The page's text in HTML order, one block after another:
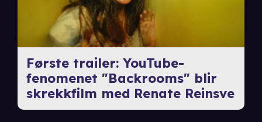
Første trailer: YouTube-
fenomenet "Backrooms" blir
skrekkfilm med Renate Reinsve